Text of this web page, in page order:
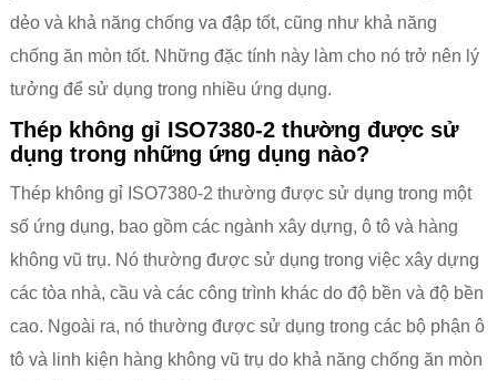
dẻo và khả năng chống va đập tốt, cũng như khả năng
chống ăn mòn tốt. Những đặc tính này làm cho nó trở nên lý
tưởng để sử dụng trong nhiều ứng dụng.
Thép không gỉ ISO7380-2 thường được sử
dụng trong những ứng dụng nào?
Thép không gỉ ISO7380-2 thường được sử dụng trong một
số ứng dụng, bao gồm các ngành xây dựng, ô tô và hàng
không vũ trụ. Nó thường được sử dụng trong việc xây dựng
các tòa nhà, cầu và các công trình khác do độ bền và độ bền
cao. Ngoài ra, nó thường được sử dụng trong các bộ phận ô
tô và linh kiện hàng không vũ trụ do khả năng chống ăn mòn